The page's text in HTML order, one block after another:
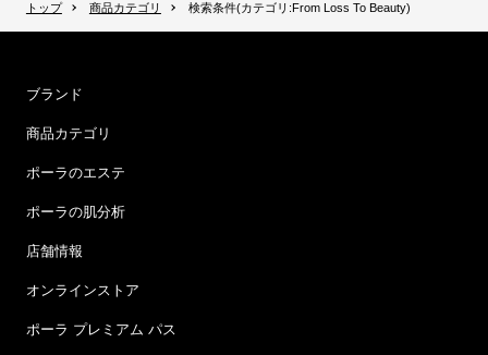
トップ 商品カテゴリ 検索条件(カテゴリ:From Loss To Beauty)
ブランド
商品カテゴリ
ポーラのエステ
ポーラの肌分析
店舗情報
オンラインストア
ポーラ プレミアム パス